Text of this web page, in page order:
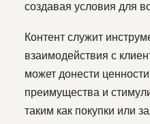
создавая условия для
Контент служит
взаимодействия с
может донести
преимущества и
таким как покупки или